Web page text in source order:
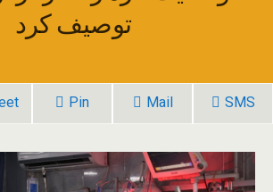
توصیف کرد
Pin Mail SMS